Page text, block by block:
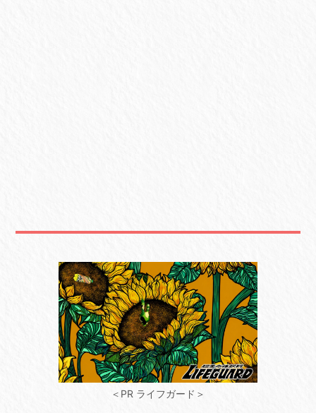
＜PR ライフガード＞